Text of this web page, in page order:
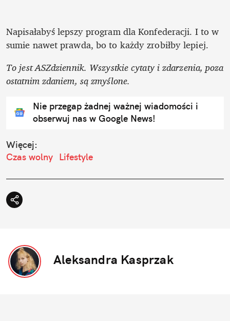
Napisałabyś lepszy program dla Konfederacji. I to w
sumie nawet prawda, bo to każdy zrobiłby lepiej.
To jest ASZdziennik. Wszystkie cytaty i zdarzenia, poza
ostatnim zdaniem, są zmyślone.
Nie przegap żadnej ważnej wiadomości i
obserwuj nas w Google News!
Więcej:
Czas wolny Lifestyle
Aleksandra Kasprzak